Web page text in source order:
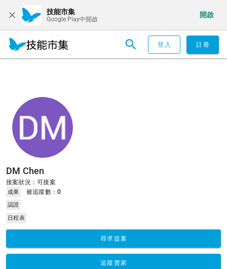
技能市集
Google Play中開啟
開啟
登入 註冊
DM Chen
接案狀況：可接案
成果 被追蹤數：0
認證
日程表
尋求提案
追蹤賣家